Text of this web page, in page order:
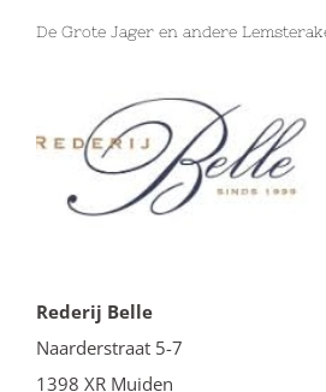
De Grote Jager en andere
Rederij Belle
Naarderstraat 5-7
1398 XR Muiden